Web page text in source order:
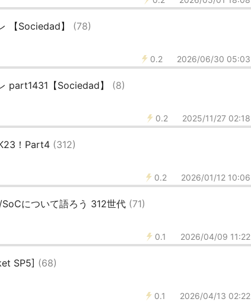
【Sociedad】 (78)
0.2 2026/06/30 05:03
part1431【Sociedad】 (8)
0.2 2025/11/27 02:18
！Part4 (312)
0.2 2026/01/12 10:06
について語ろう 312世代 (71)
0.1 2026/04/09 11:22
SP5] (68)
0.1 2026/04/13 02:22